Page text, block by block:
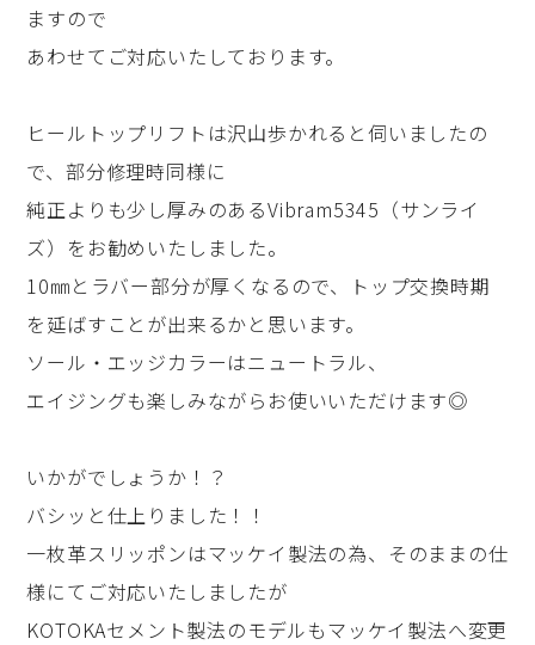
ますので
あわせてご対応いたしております。
ヒールトップリフトは沢山歩かれると伺いましたの
で、部分修理時同様に
純正よりも少し厚みのあるVibram5345（サンライ
ズ）をお勧めいたしました。
10㎜とラバー部分が厚くなるので、トップ交換時期
を延ばすことが出来るかと思います。
ソール・エッジカラーはニュートラル、
エイジングも楽しみながらお使いいただけます◎
いかがでしょうか！？
バシッと仕上りました！！
一枚革スリッポンはマッケイ製法の為、そのままの仕
様にてご対応いたしましたが
KOTOKAセメント製法のモデルもマッケイ製法へ変更